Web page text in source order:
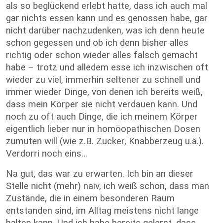
als so beglückend erlebt hatte, dass ich auch mal
gar nichts essen kann und es genossen habe, gar
nicht darüber nachzudenken, was ich denn heute
schon gegessen und ob ich denn bisher alles
richtig oder schon wieder alles falsch gemacht
habe – trotz und alledem esse ich inzwischen oft
wieder zu viel, immerhin seltener zu schnell und
immer wieder Dinge, von denen ich bereits weiß,
dass mein Körper sie nicht verdauen kann. Und
noch zu oft auch Dinge, die ich meinem Körper
eigentlich lieber nur in homöopathischen Dosen
zumuten will (wie z.B. Zucker, Knabberzeug u.ä.).
Verdorri noch eins…
Na gut, das war zu erwarten. Ich bin an dieser
Stelle nicht (mehr) naiv, ich weiß schon, dass man
Zustände, die in einem besonderen Raum
entstanden sind, im Alltag meistens nicht lange